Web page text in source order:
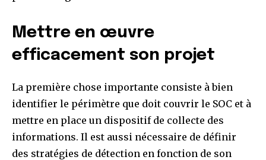
Mettre en œuvre
efficacement son projet
La première chose importante consiste à bien
identifier le périmètre que doit couvrir le SOC et à
mettre en place un dispositif de collecte des
informations. Il est aussi nécessaire de définir
des stratégies de détection en fonction de son